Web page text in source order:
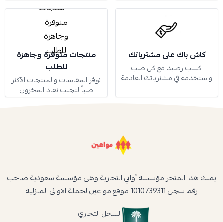
كاش باك على مشترياتك
اكسب رصيد مع كل طلب
واستخدمه في مشترياتك القادمة
منتجات متوفرة وجاهزة
للطلب
نوفر المقاسات والمنتجات الأكثر
طلباً لتجنب نفاد المخزون
يملك هذا المتجر مؤسسة أواني التجارية وهي مؤسسة سعودية صاحب
رقم سجل 1010739311 موقع مواعين لجملة الاواني المنزلية
السجل التجاري